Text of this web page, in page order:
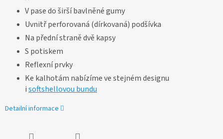
V pase do širší bavlněné gumy
Uvnitř perforovaná (dírkovaná) podšívka
Na přední straně dvě kapsy
S potiskem
Reflexní prvky
Ke kalhotám nabízíme ve stejném designu
isoftshellovou bundu
Detailní informace